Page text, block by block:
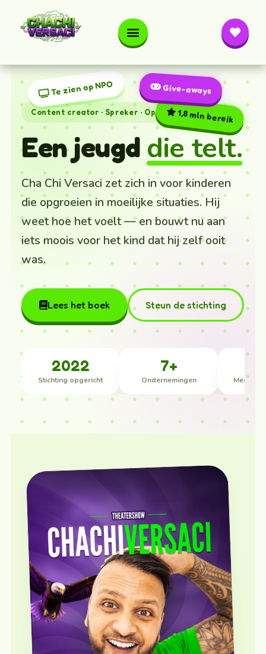
Content creator · Spreker · Oprichter
Een jeugd die telt.
Cha Chi Versaci zet zich in voor kinderen
die opgroeien in moeilijke situaties. Hij
weet hoe het voelt — en bouwt nu aan
iets moois voor het kind dat hij zelf ooit
was.
Lees het boek Steun de stichting
2022
Stichting opgericht
7+
Ondernemingen
1,8 mln bereik
Te zien op NPO Give-aways